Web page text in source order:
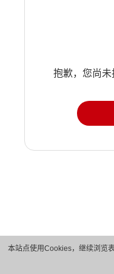
本站点使用Cookies，继续浏览
抱歉，您尚未
版权所有 © 华为技术有限公司